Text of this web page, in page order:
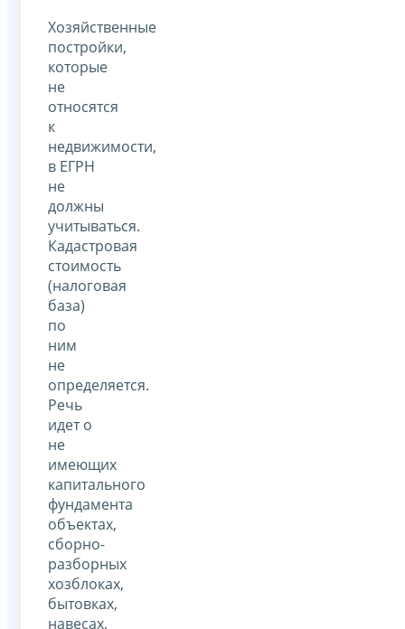
Хозяйственные
постройки,
которые
не
относятся
к
недвижимости,
в ЕГРН
не
должны
учитываться.
Кадастровая
стоимость
(налоговая
база)
по
ним
не
определяется.
Речь
идет о
не
имеющих
капитального
фундамента
объектах,
сборно-
разборных
хозблоках,
бытовках,
навесах,